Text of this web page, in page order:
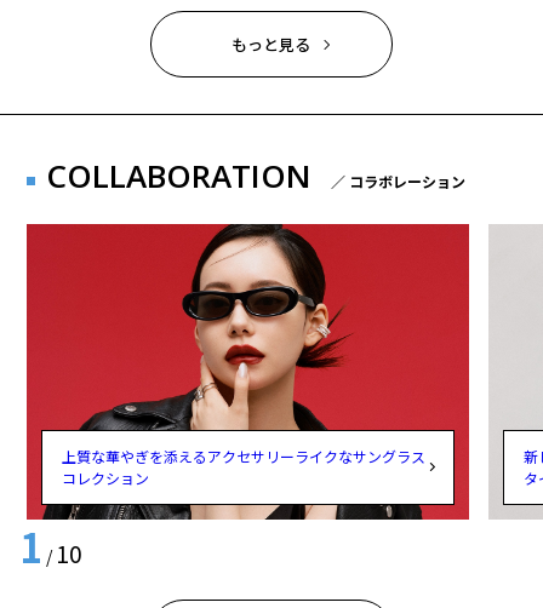
もっと見る
COLLABORATION ／ コラボレーション
上質な華やぎを添えるアクセサリーライクなサングラス
コレクション
新
タ
1 / 10